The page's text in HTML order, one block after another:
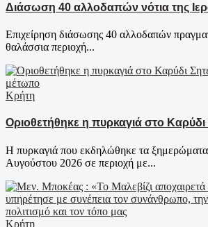
Διάσωση 40 αλλοδαπών νότια της
Επιχείρηση διάσωσης 40 αλλοδαπών
θαλάσσια περιοχή...
Κρήτη
Οριοθετήθηκε η πυρκαγιά στο Καρύδι
Η πυρκαγιά που εκδηλώθηκε τα ξημερώματα
Αυγούστου 2026 σε περιοχή με...
Κρήτη